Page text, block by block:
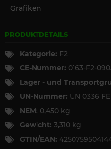
Grafiken
PRODUKTDETAILS
Kategorie: F2
CE-Nummer: 0163-F2-
Lager - und
UN-Nummer: UN 0336
NEM: 0,450 kg
Gewicht: 3,310 kg
GTIN/EAN: